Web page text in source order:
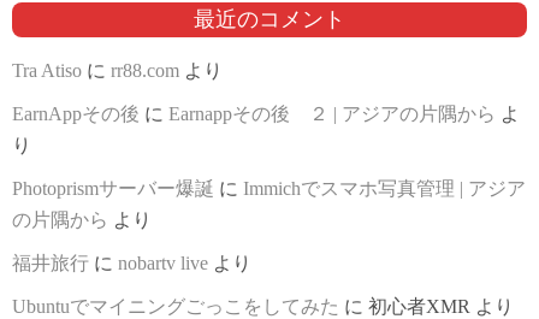
最近のコメント
Tra Atiso に rr88.com より
EarnAppその後 に Earnappその後 ２ | アジアの片隅から よ
り
Photoprismサーバー爆誕 に Immichでスマホ写真管理 | アジア
の片隅から より
福井旅行 に nobartv live より
Ubuntuでマイニングごっこをしてみた に 初心者XMR より